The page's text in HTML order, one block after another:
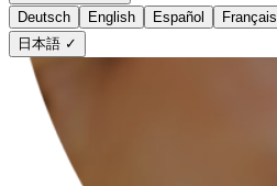
Deutsch
English Español Français
日本語 ✓